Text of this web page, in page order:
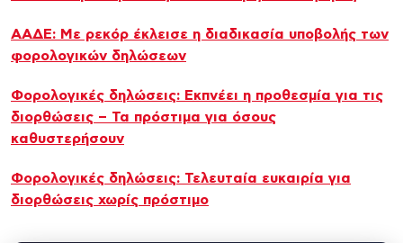
ΑΑΔΕ: Με ρεκόρ έκλεισε η διαδικασία υποβολής των
φορολογικών δηλώσεων
Φορολογικές δηλώσεις: Εκπνέει η προθεσμία για τις
διορθώσεις – Τα πρόστιμα για όσους
καθυστερήσουν
Φορολογικές δηλώσεις: Τελευταία ευκαιρία για
διορθώσεις χωρίς πρόστιμο